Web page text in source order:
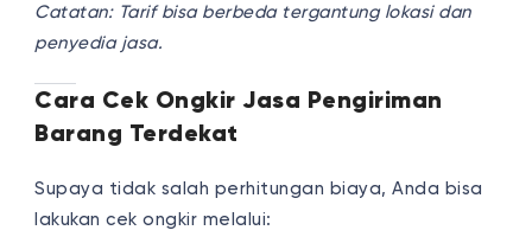
Catatan: Tarif bisa berbeda tergantung lokasi dan
penyedia jasa.
Cara Cek Ongkir Jasa Pengiriman
Barang Terdekat
Supaya tidak salah perhitungan biaya, Anda bisa
lakukan cek ongkir melalui: